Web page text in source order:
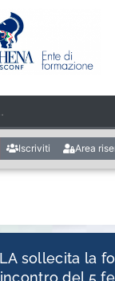
Iscriviti Area
sollecita la